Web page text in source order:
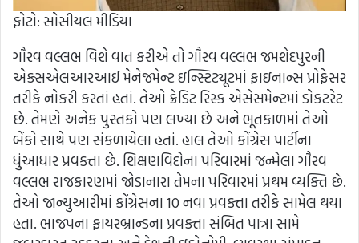
ફોટો: સોસીયલ મીડિયા
ગૌરવ વલ્લભ વિશે વાત કરીએ તો ગૌરવ વલ્લભ જમશેદપુરની
એક્સએલઆરઆઈ મેનેજમેન્ટ ઇન્સ્ટિટ્યૂટમાં ફાઇનાન્સ પ્રોફેસર
તરીકે નોકરી કરતાં હતાં. તેઓ ક્રેડિટ રિસ્ક એસેસમેન્ટમાં ડોકટરેટ
છે. તેમણે અનેક પુસ્તકો પણ લખ્યા છે અને ભૂતકાળમાં તેઓ
બેંકો સાથે પણ સંકળાયેલા હતાં. હાલ તેઓ કોંગ્રેસ પાર્ટીના
ધુંઆધાર પ્રવક્તા છે. શિક્ષણવિદોના પરિવારમાં જન્મેલા ગૌરવ
વલ્લભ રાજકારણમાં જોડાનારા તેમના પરિવારમાં પ્રથમ વ્યક્તિ છે.
તેઓ જાન્યુઆરીમાં કોંગ્રેસના 10 નવા પ્રવક્તા તરીકે સામેલ થયા
હતા. ભાજપના ફાયરબ્રાન્ડના પ્રવક્તા સંબિત પાત્રા સામે